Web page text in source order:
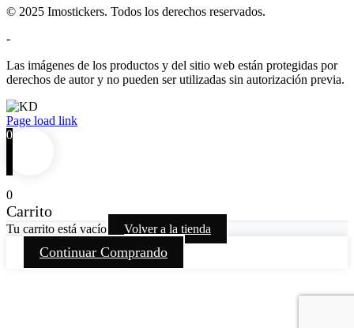
© 2025 Imostickers. Todos los derechos reservados.
-
Las imágenes de los productos y del sitio web están protegidas por
derechos de autor y no pueden ser utilizadas sin autorización previa.
Facebook
Twitter
Instagram
Pinterest
Page load link
0
0
Carrito
Tu carrito está vacío Volver a la tienda
Continuar Comprando